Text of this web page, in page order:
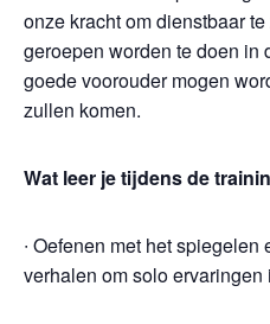
onze kracht om dienstbaar
geroepen worden te doen in
goede voorouder mogen
zullen komen.
Wat leer je tijdens de
∙ Oefenen met het
verhalen om solo